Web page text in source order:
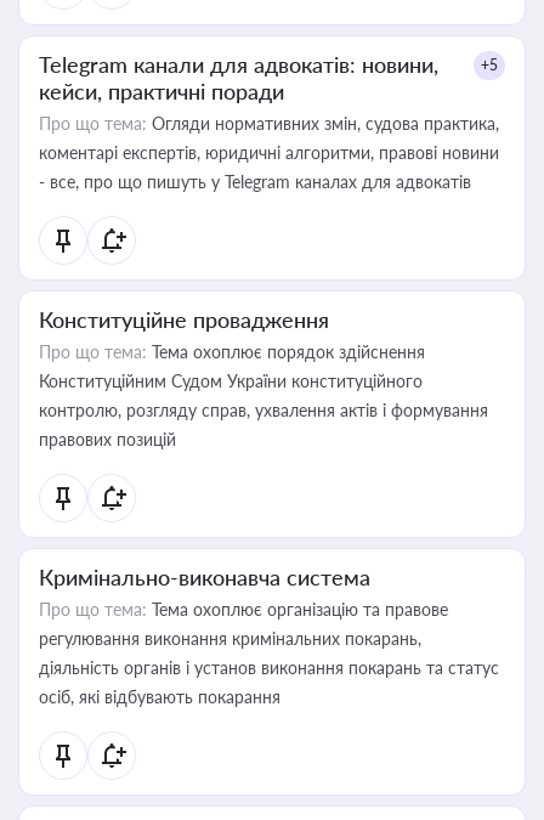
Telegram канали для адвокатів: новини,
кейси, практичні поради
+5
Про що тема: Огляди нормативних змін, судова практика,
коментарі експертів, юридичні алгоритми, правові новини
- все, про що пишуть у Telegram каналах для адвокатів
Конституційне провадження
Про що тема: Тема охоплює порядок здійснення
Конституційним Судом України конституційного
контролю, розгляду справ, ухвалення актів і формування
правових позицій
Кримінально-виконавча система
Про що тема: Тема охоплює організацію та правове
регулювання виконання кримінальних покарань,
діяльність органів і установ виконання покарань та статус
осіб, які відбувають покарання